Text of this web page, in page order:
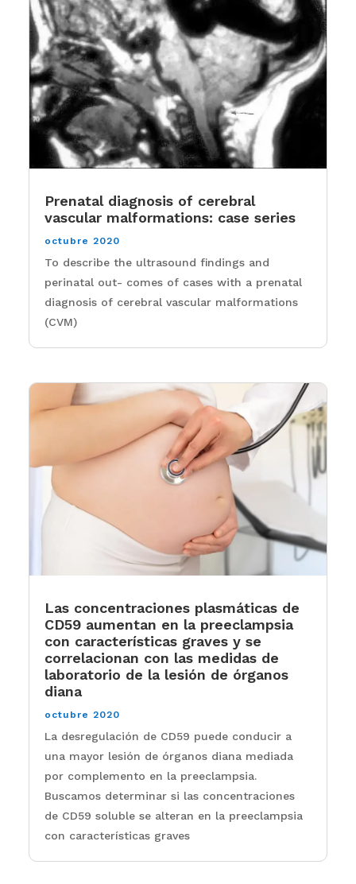
Prenatal diagnosis of cerebral
vascular malformations: case series
octubre 2020
To describe the ultrasound findings and
perinatal out- comes of cases with a prenatal
diagnosis of cerebral vascular malformations
(CVM)
Las concentraciones plasmáticas de
CD59 aumentan en la preeclampsia
con características graves y se
correlacionan con las medidas de
laboratorio de la lesión de órganos
diana
octubre 2020
La desregulación de CD59 puede conducir a
una mayor lesión de órganos diana mediada
por complemento en la preeclampsia.
Buscamos determinar si las concentraciones
de CD59 soluble se alteran en la preeclampsia
con características graves